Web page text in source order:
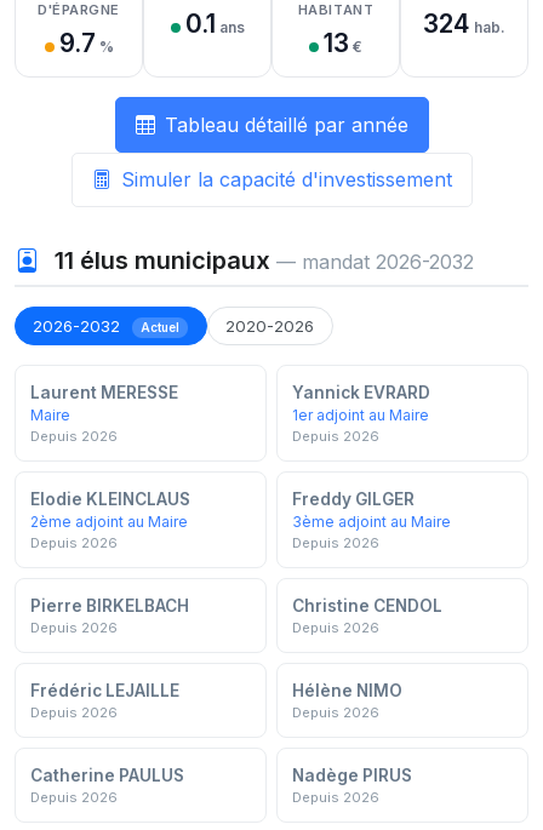
D'ÉPARGNE
9.7 %
0.1 ans
HABITANT
13 €
324 hab.
Tableau détaillé par année
Simuler la capacité d'investissement
11 élus municipaux — mandat 2026-2032
2026-2032 Actuel 2020-2026
Laurent MERESSE
Maire
Depuis 2026
Yannick EVRARD
1er adjoint au Maire
Depuis 2026
Elodie KLEINCLAUS
2ème adjoint au Maire
Depuis 2026
Freddy GILGER
3ème adjoint au Maire
Depuis 2026
Pierre BIRKELBACH
Depuis 2026
Christine CENDOL
Depuis 2026
Frédéric LEJAILLE
Depuis 2026
Hélène NIMO
Depuis 2026
Catherine PAULUS
Depuis 2026
Nadège PIRUS
Depuis 2026